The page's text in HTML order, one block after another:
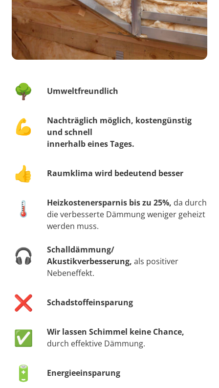
🌳 Umweltfreundlich
💪
Nachträglich möglich, kostengünstig
und schnell
innerhalb eines Tages.
👍 Raumklima wird bedeutend besser
🌡️ Heizkostenersparnis bis zu 25%, da durch
die verbesserte Dämmung weniger geheizt
werden muss.
🎧
Schalldämmung/
Akustikverbesserung, als positiver
Nebeneffekt.
❌ Schadstoffeinsparung
✅
Wir lassen Schimmel keine Chance,
durch effektive Dämmung.
🔋 Energieeinsparung